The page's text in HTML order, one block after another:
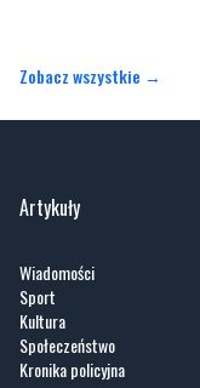
Zobacz wszystkie →
Artykuły
Wiadomości
Sport
Kultura
Społeczeństwo
Kronika policyjna